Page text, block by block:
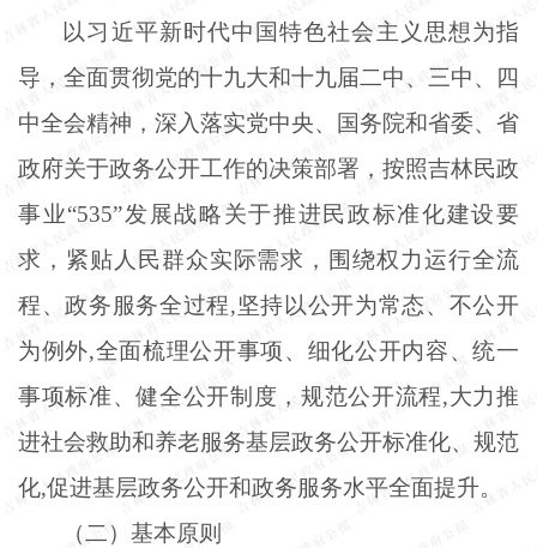
以习近平新时代中国特色社会主义思想为指
导，全面贯彻党的十九大和十九届二中、三中、四
中全会精神，深入落实党中央、国务院和省委、省
政府关于政务公开工作的决策部署，按照吉林民政
事业“535”发展战略关于推进民政标准化建设要
求，紧贴人民群众实际需求，围绕权力运行全流
程、政务服务全过程,坚持以公开为常态、不公开
为例外,全面梳理公开事项、细化公开内容、统一
事项标准、健全公开制度，规范公开流程,大力推
进社会救助和养老服务基层政务公开标准化、规范
化,促进基层政务公开和政务服务水平全面提升。
（二）基本原则